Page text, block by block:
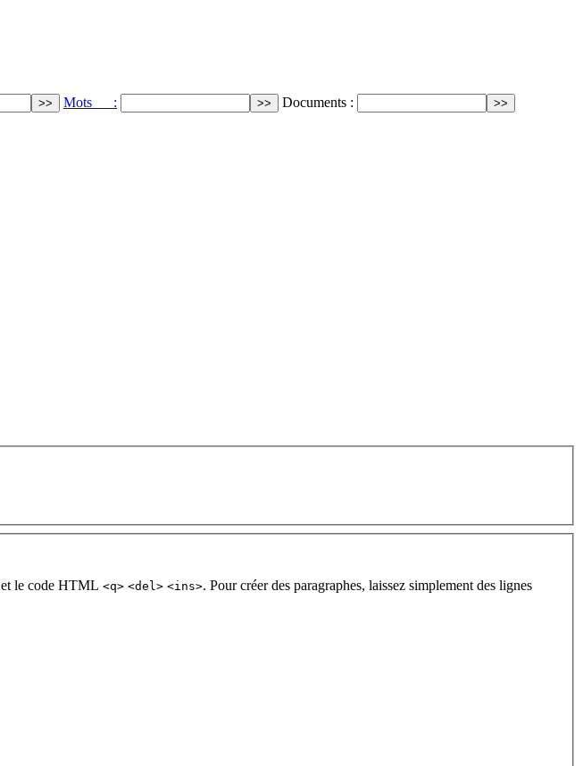
Mots : Documents :
et le code HTML <q> <del> <ins>. Pour créer des paragraphes, laissez simplement des lignes